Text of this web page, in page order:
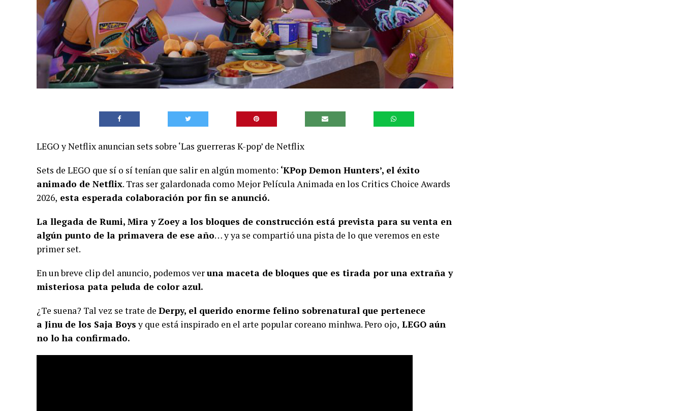
LEGO y Netflix anuncian sets sobre ‘Las guerreras K-pop’ de Netflix
Sets de LEGO que sí o sí tenían que salir en algún momento: ‘KPop Demon Hunters’, el éxito
animado de Netflix. Tras ser galardonada como Mejor Película Animada en los Critics Choice Awards
2026, esta esperada colaboración por fin se anunció.
La llegada de Rumi, Mira y Zoey a los bloques de construcción está prevista para su venta en
algún punto de la primavera de ese año… y ya se compartió una pista de lo que veremos en este
primer set.
En un breve clip del anuncio, podemos veruna maceta de bloques que es tirada por una extraña y
misteriosa pata peluda de color azul.
¿Te suena? Tal vez se trate de Derpy, el querido enorme felino sobrenatural que pertenece
a Jinu de los Saja Boysy que está inspirado en el arte popular coreano minhwa. Pero ojo, LEGO aún
no lo ha confirmado.